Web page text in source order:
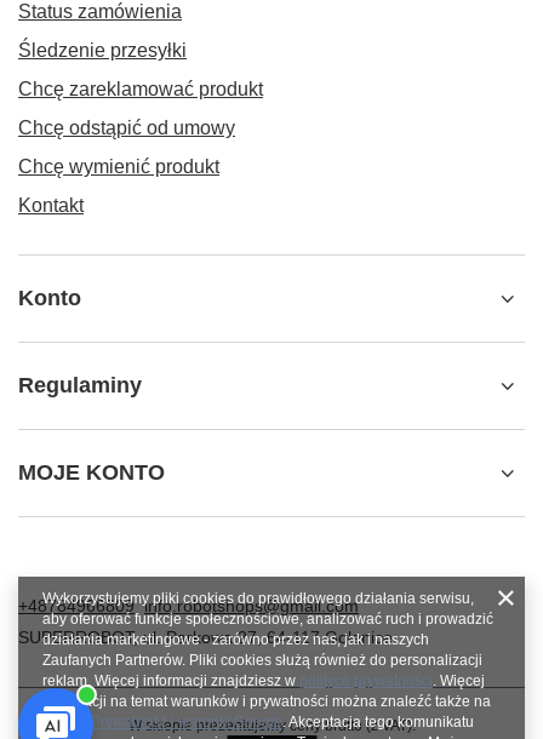
Status zamówienia
Śledzenie przesyłki
Chcę zareklamować produkt
Chcę odstąpić od umowy
Chcę wymienić produkt
Kontakt
Konto
Regulaminy
MOJE KONTO
+48784966809 info.robotshops@gmail.com
SUPERROBOT,ul. Parkowa 27,64-117Gołanice
W sklepie prezentujemy ceny brutto (z VAT).
Wykorzystujemy pliki cookies do prawidłowego działania serwisu,
aby oferować funkcje społecznościowe, analizować ruch i prowadzić
działania marketingowe - zarówno przez nas, jak i naszych
Zaufanych Partnerów. Pliki cookies służą również do personalizacji
reklam. Więcej informacji znajdziesz w polityce prywatności. Więcej
informacji na temat warunków i prywatności można znaleźć także na
stronie Prywatność i warunki Google. Akceptacja tego komunikatu